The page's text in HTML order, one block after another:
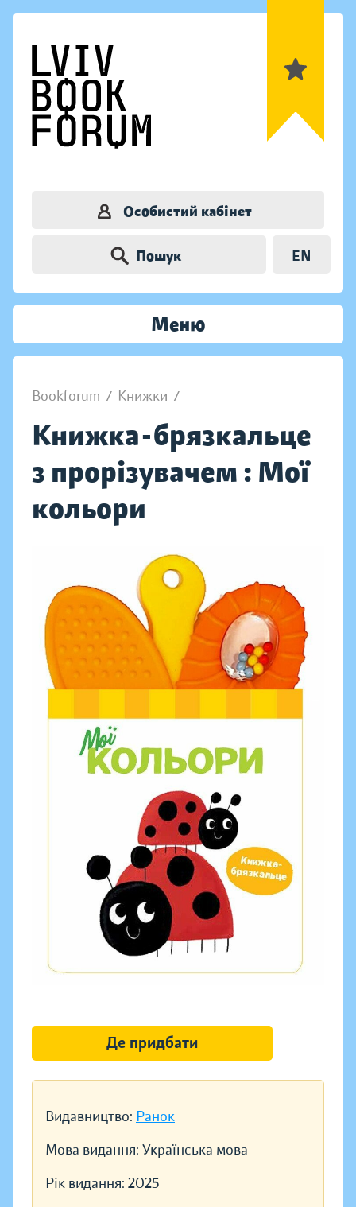
Особистий кабінет
Пошук EN
Меню
Bookforum / Книжки /
Книжка-брязкальце
з прорізувачем : Мої
кольори
Видавництво: Ранок
Мова видання: Українська мова
Рік видання: 2025
Де придбати